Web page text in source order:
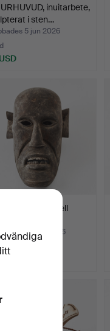
inuitarbete,
i sten…
5 jun 2026
Kenya, modell
18 maj 2026